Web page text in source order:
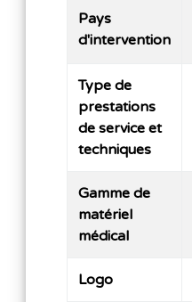
Pays
d'intervention
Type de
prestations
de service et
techniques
Gamme de
matériel
médical
Logo